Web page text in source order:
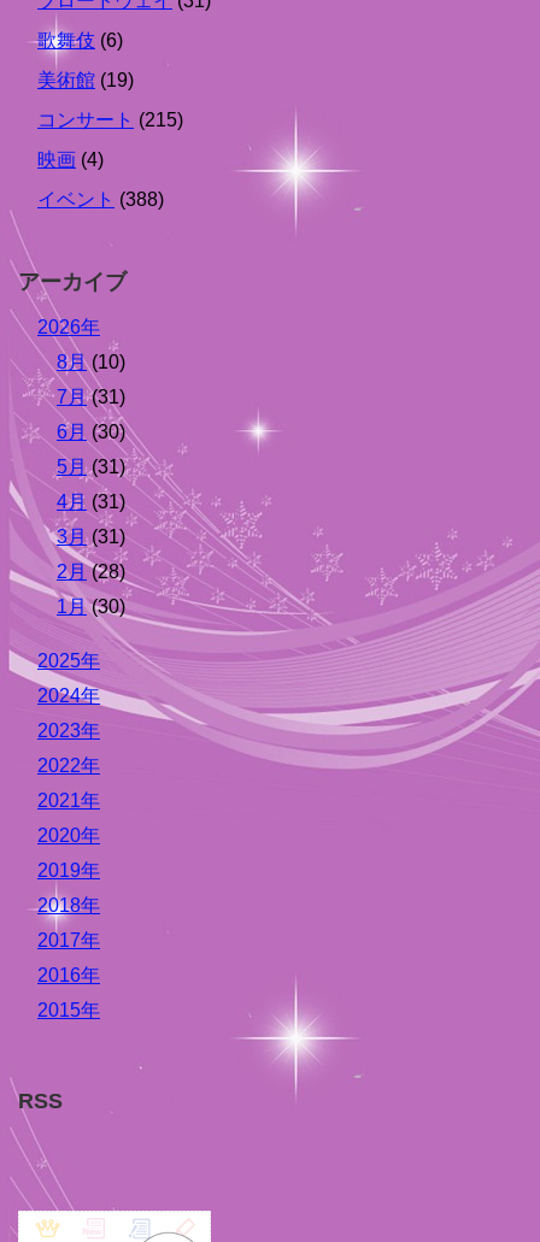
歌舞伎 (6)
美術館 (19)
コンサート (215)
映画 (4)
イベント (388)
アーカイブ
2026年
8月(10)
7月(31)
6月 (30)
5月(31)
4月 (31)
3月 (31)
2月(28)
1月(30)
2025年
2024年
2023年
2022年
2021年
2020年
2019年
2018年
2017年
2016年
2015年
RSS